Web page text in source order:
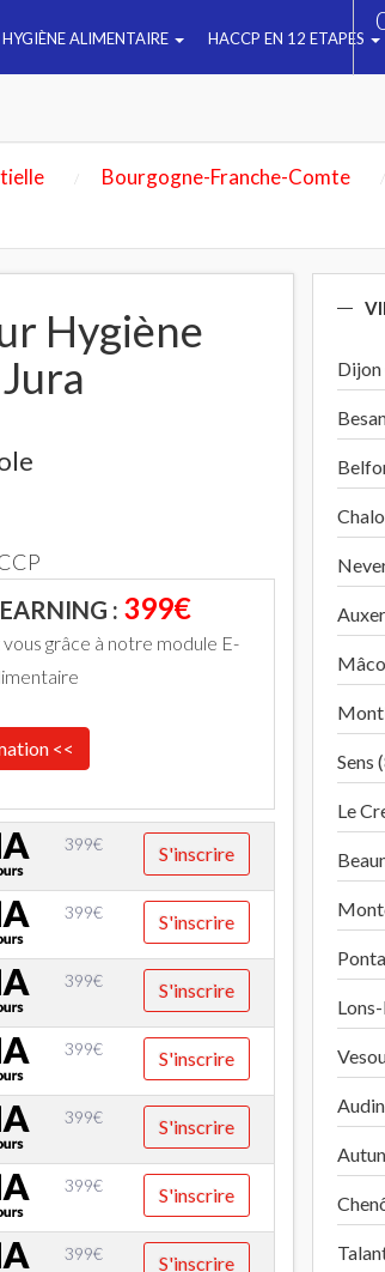
HYGIÈNE ALIMENTAIRE HACCP EN 12 ETAPES
Bourgogne-Franche-Comte
Hygiène
: 399€
grâce à notre module E-
<<
399€ S'inscrire
399€ S'inscrire
399€ S'inscrire
399€ S'inscrire
399€ S'inscrire
399€ S'inscrire
399€ S'inscrire
Dijon
Sens
Le